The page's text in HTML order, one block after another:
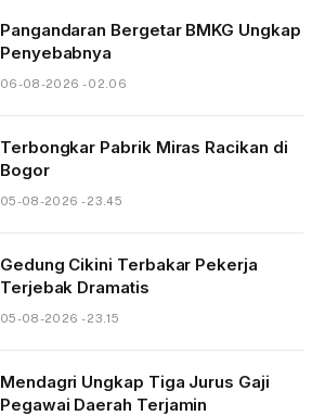
Pangandaran Bergetar BMKG Ungkap
Penyebabnya
06-08-2026 - 02.06
Terbongkar Pabrik Miras Racikan di
Bogor
05-08-2026 - 23.45
Gedung Cikini Terbakar Pekerja
Terjebak Dramatis
05-08-2026 - 23.15
Mendagri Ungkap Tiga Jurus Gaji
Pegawai Daerah Terjamin